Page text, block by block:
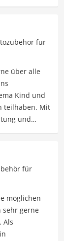
für
über alle
Kind und
teilhaben. Mit
und
Eltern
Sicht
Kinder.
für
möglichen
sehr gerne
Als